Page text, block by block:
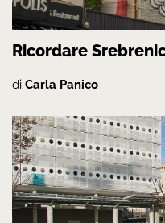
Ricordare
di Carla Panico